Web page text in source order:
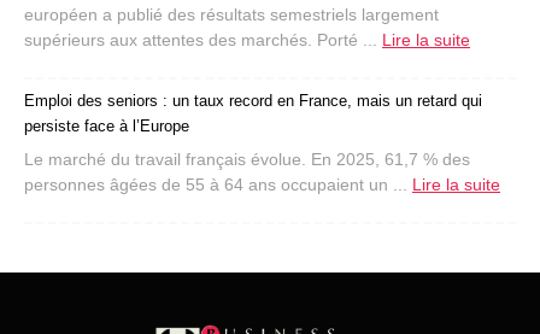
européen a publié des résultats semestriels largement
supérieurs aux attentes des marchés. Porté ... Lire la suite
Emploi des seniors : un taux record en France, mais un retard qui
persiste face à l’Europe
Le marché du travail français évolue. En 2025, 61,7 % des
personnes âgées de 55 à 64 ans occupaient un ... Lire la suite